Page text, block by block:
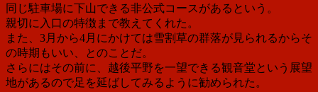
同じ駐車場に下山できる非公式コースがあるという。
親切に入口の特徴まで教えてくれた。
また、3月から4月にかけては雪割草の群落が見られるからそ
の時期もいい、とのことだ。
さらにはその前に、越後平野を一望できる観音堂という展望
地があるので足を延ばしてみるように勧められた。